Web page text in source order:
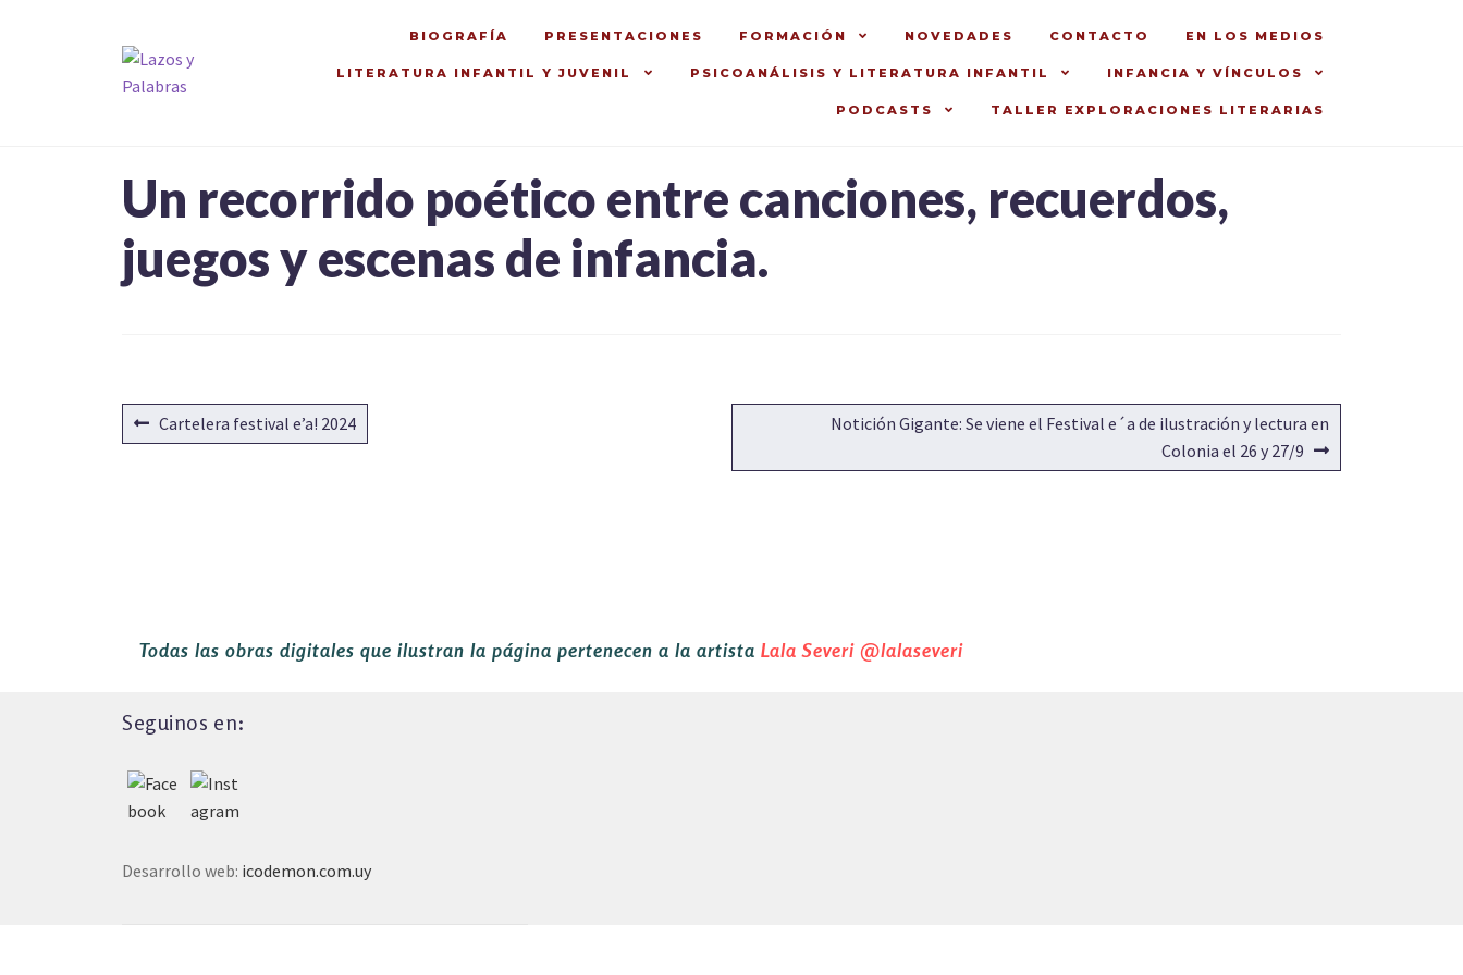
Ir
navegación
Ir
BIOGRAFÍA PRESENTACIONES FORMACIÓN NOVEDADES CONTACTO EN LOS MEDIOS
LITERATURA INFANTIL Y JUVENIL PSICOANÁLISIS Y LITERATURA INFANTIL INFANCIA Y VÍNCULOS
PODCASTS TALLER EXPLORACIONES LITERARIAS
Un recorrido poético entre canciones, recuerdos,
juegos y escenas de infancia.
NAVEGACIÓN
Anterior:
Cartelera festival e’a! 2024 Siguiente:
Notición Gigante: Se viene el Festival e´a de ilustración y lectura en
Colonia el 26 y 27/9
Todas las obras digitales que ilustran la página pertenecen a la artista Lala Severi @lalaseveri
Seguinos en:
Desarrollo web: icodemon.com.uy